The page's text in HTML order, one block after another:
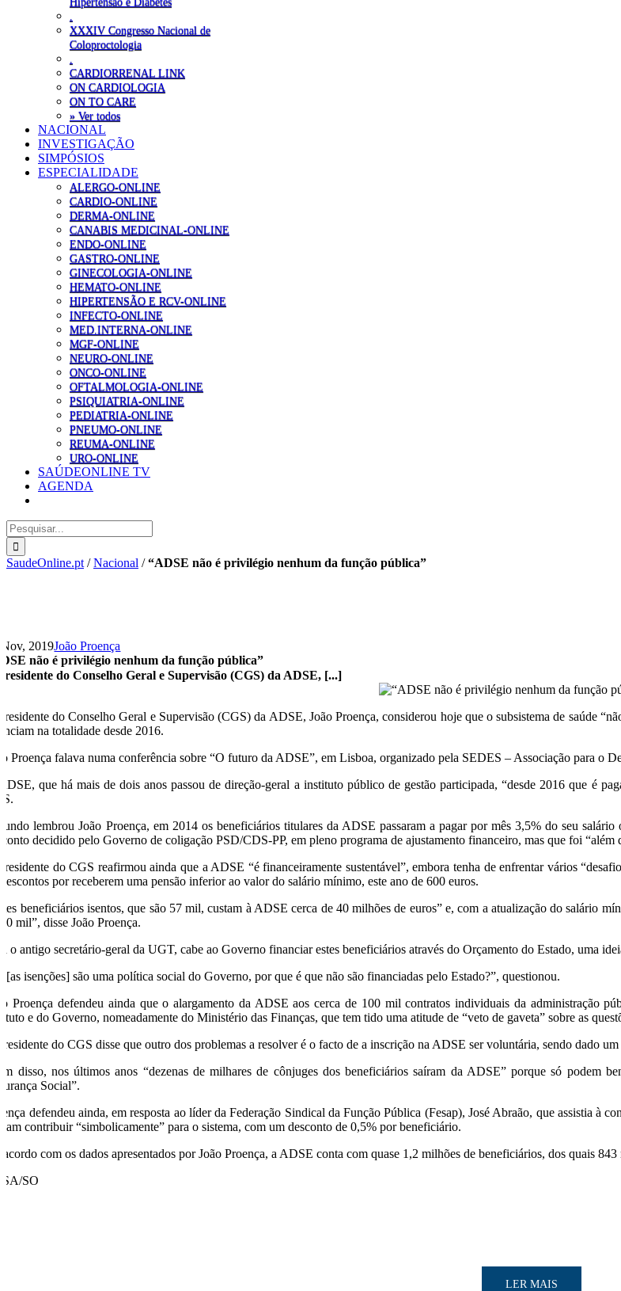
XXXIV Congresso Nacional de
Coloproctologia
CARDIORRENAL LINK
ON CARDIOLOGIA
ON TO CARE
» Ver todos
NACIONAL
INVESTIGAÇÃO
SIMPÓSIOS
ESPECIALIDADE
ALERGO-ONLINE
CARDIO-ONLINE
DERMA-ONLINE
CANABIS MEDICINAL-ONLINE
ENDO-ONLINE
GASTRO-ONLINE
GINECOLOGIA-ONLINE
HEMATO-ONLINE
HIPERTENSÃO E RCV-ONLINE
INFECTO-ONLINE
MED.INTERNA-ONLINE
MGF-ONLINE
NEURO-ONLINE
ONCO-ONLINE
OFTALMOLOGIA-ONLINE
PSIQUIATRIA-ONLINE
PEDIATRIA-ONLINE
PNEUMO-ONLINE
REUMA-ONLINE
URO-ONLINE
SAÚDEONLINE TV
AGENDA
Pesquisar
SaudeOnline.pt /Nacional /“ADSE não é privilégio nenhum da função pública”
2019João Proença
não é privilégio nenhum da função pública”
do Conselho Geral e Supervisão (CGS) da ADSE, [...]
do Conselho Geral e Supervisão (CGS) da ADSE, João Proença, considerou hoje que o subsistema de saúde
na totalidade desde 2016.
Proença falava numa conferência sobre “O futuro da ADSE”, em Lisboa, organizado pela SEDES – Associação para o
que há mais de dois anos passou de direção-geral a instituto público de gestão participada, “desde 2016 que é
lembrou João Proença, em 2014 os beneficiários titulares da ADSE passaram a pagar por mês 3,5% do seu
decidido pelo Governo de coligação PSD/CDS-PP, em pleno programa de ajustamento financeiro, mas que foi “além
do CGS reafirmou ainda que a ADSE “é financeiramente sustentável”, embora tenha de enfrentar vários
por receberem uma pensão inferior ao valor do salário mínimo, este ano de 600 euros.
beneficiários isentos, que são 57 mil, custam à ADSE cerca de 40 milhões de euros” e, com a atualização do salário
mil”, disse João Proença.
o antigo secretário-geral da UGT, cabe ao Governo financiar estes beneficiários através do Orçamento do Estado, uma
[as isenções] são uma política social do Governo, por que é que não são financiadas pelo Estado?”, questionou.
Proença defendeu ainda que o alargamento da ADSE aos cerca de 100 mil contratos individuais da administração
e do Governo, nomeadamente do Ministério das Finanças, que tem tido uma atitude de “veto de gaveta” sobre as
do CGS disse que outro dos problemas a resolver é o facto de a inscrição na ADSE ser voluntária, sendo dado
disso, nos últimos anos “dezenas de milhares de cônjuges dos beneficiários saíram da ADSE” porque só podem
Social”.
defendeu ainda, em resposta ao líder da Federação Sindical da Função Pública (Fesap), José Abraão, que assistia à
contribuir “simbolicamente” para o sistema, com um desconto de 0,5% por beneficiário.
acordo com os dados apresentados por João Proença, a ADSE conta com quase 1,2 milhões de beneficiários, dos quais
SO
LER MAIS